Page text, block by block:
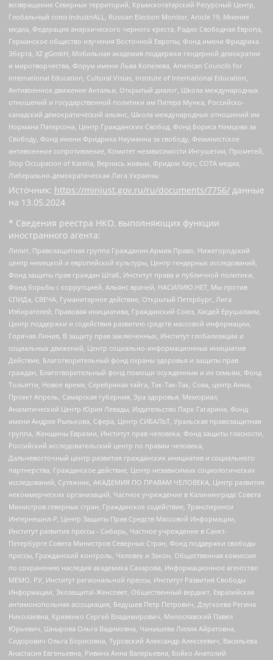
возвращение Северных территорий, Крымскотатарский Ресурсный Центр,
Глобальный союз IndustriALL, Russian Election Monitor, Article 19, Мнение
медиа, Федерация анархического черного креста, Радио Свободная Европа,
Германское общество изучения Восточной Европы, Фонд имени Фридриха
Эберта, XZ gGmbH, Мобильная академия поддержки гендерной демократии
и миротворчества, Форум имени Льва Копелева, American Councils for
International Education, Cultural Vistas, Institute of International Education,
Антивоенное движение Антальи, Открытый диалог, Школа международных
отношений и государственной политики им Питера Мунка, Российско-
канадский демократический альянс, Школа международных отношений им
Нормана Патерсона, Центр Гражданских Свобод, Фонд Бориса Немцова за
Свободу, Фонд имени Фридриха Науманна за свободу, Феминистское
антивоенное сопротивление, Комитет независимости Ингушетии, Прометей,
Stop Occupation of Karelia, Вернись живым, Фридом Хаус, СОТА медиа,
Либерально-демократическая Лига Украины
Источник: https://minjust.gov.ru/ru/documents/7756/ данные
на 13.05.2024
* Сведения реестра НКО, выполняющих функции
иностранного агента:
Лилит, Правозащитная группа Гражданин.Армия.Право, Нижегородский
центр немецкой и европейской культуры, Центр гендерных исследований,
Фонд защиты прав граждан Штаб, Институт права и публичной политики,
Фонд борьбы с коррупцией, Альянс врачей, НАСИЛИЮ.НЕТ, Мы против
СПИДа, СВЕЧА, Гуманитарное действие, Открытый Петербург, Лига
Избирателей, Правовая инициатива, Гражданский Союз, Хасдей Ерушалаим,
Центр поддержки и содействия развитию средств массовой информации,
Горячая Линия, В защиту прав заключенных, Институт глобализации и
социальных движений, Центр социально-информационных инициатив
Действие, Благотворительный фонд охраны здоровья и защиты прав
граждан, Благотворительный фонд помощи осужденным и их семьям, Фонд
Тольятти, Новое время, Серебряная тайга, Так-Так-Так, Сова, центр Анна,
Проект Апрель, Самарская губерния, Эра здоровья, Мемориал,
Аналитический Центр Юрия Левады, Издательство Парк Гагарина, Фонд
имени Андрея Рылькова, Сфера, Центр СИБАЛЬТ, Уральская правозащитная
группа, Женщины Евразии, Институт прав человека, Фонд защиты гласности,
Российский исследовательский центр по правам человека,
Дальневосточный центр развития гражданских инициатив и социального
партнерства, Гражданское действие, Центр независимых социологических
исследований, Сутяжник, АКАДЕМИЯ ПО ПРАВАМ ЧЕЛОВЕКА, Центр развития
некоммерческих организаций, Частное учреждение в Калининграде Совета
Министров северных стран, Гражданское содействие, Трансперенси
Интернешнл-Р, Центр Защиты Прав Средств Массовой Информации,
Институт развития прессы - Сибирь, Частное учреждение в Санкт-
Петербурге Совета Министров Северных Стран, Фонд поддержки свободы
прессы, Гражданский контроль, Человек и Закон, Общественная комиссия
по сохранению наследия академика Сахарова, Информационное агентство
МЕМО. РУ, Институт региональной прессы, Институт Развития Свободы
Информации, Экозащита!-Женсовет, Общественный вердикт, Евразийская
антимонопольная ассоциация, Бедушев Петр Петрович, Дзугкоева Регина
Николаевна, Кривенко Сергей Владимирович, Милославский Павел
Юрьевич, Шнырова Ольга Вадимовна, Чанышева Лилия Айратовна,
Сидорович Ольга Борисовна, Туровский Александр Алексеевич, Васильева
Анастасия Евгеньевна, Ривина Анна Валерьевна, Бойко Анатолий